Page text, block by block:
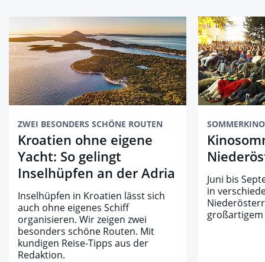
ZWEI BESONDERS SCHÖNE ROUTEN
Kroatien ohne eigene
Yacht: So gelingt
Inselhüpfen an der Adria
Inselhüpfen in Kroatien lässt sich
auch ohne eigenes Schiff
organisieren. Wir zeigen zwei
besonders schöne Routen. Mit
kundigen Reise-Tipps aus der
Redaktion.
SOMMERKINO
Juni bis
in